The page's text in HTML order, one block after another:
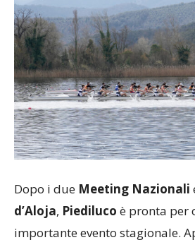
Dopo i due Meeting Nazionali
d’Aloja, Piediluco è pronta per
importante evento stagionale.